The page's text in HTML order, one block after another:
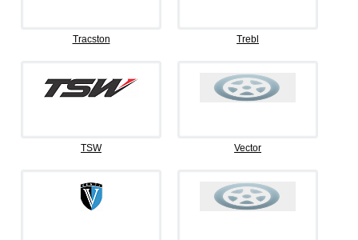
Tracston Trebl
TSW Vector